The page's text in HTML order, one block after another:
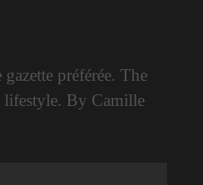
préférée. The
By Camille